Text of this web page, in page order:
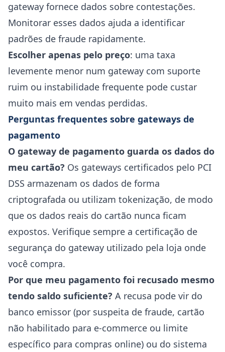
gateway fornece dados sobre contestações.
Monitorar esses dados ajuda a identificar
padrões de fraude rapidamente.
Escolher apenas pelo preço: uma taxa
levemente menor num gateway com suporte
ruim ou instabilidade frequente pode custar
muito mais em vendas perdidas.
Perguntas frequentes sobre gateways de
pagamento
O gateway de pagamento guarda os dados do
meu cartão? Os gateways certificados pelo PCI
DSS armazenam os dados de forma
criptografada ou utilizam tokenização, de modo
que os dados reais do cartão nunca ficam
expostos. Verifique sempre a certificação de
segurança do gateway utilizado pela loja onde
você compra.
Por que meu pagamento foi recusado mesmo
tendo saldo suficiente? A recusa pode vir do
banco emissor (por suspeita de fraude, cartão
não habilitado para e-commerce ou limite
específico para compras online) ou do sistema